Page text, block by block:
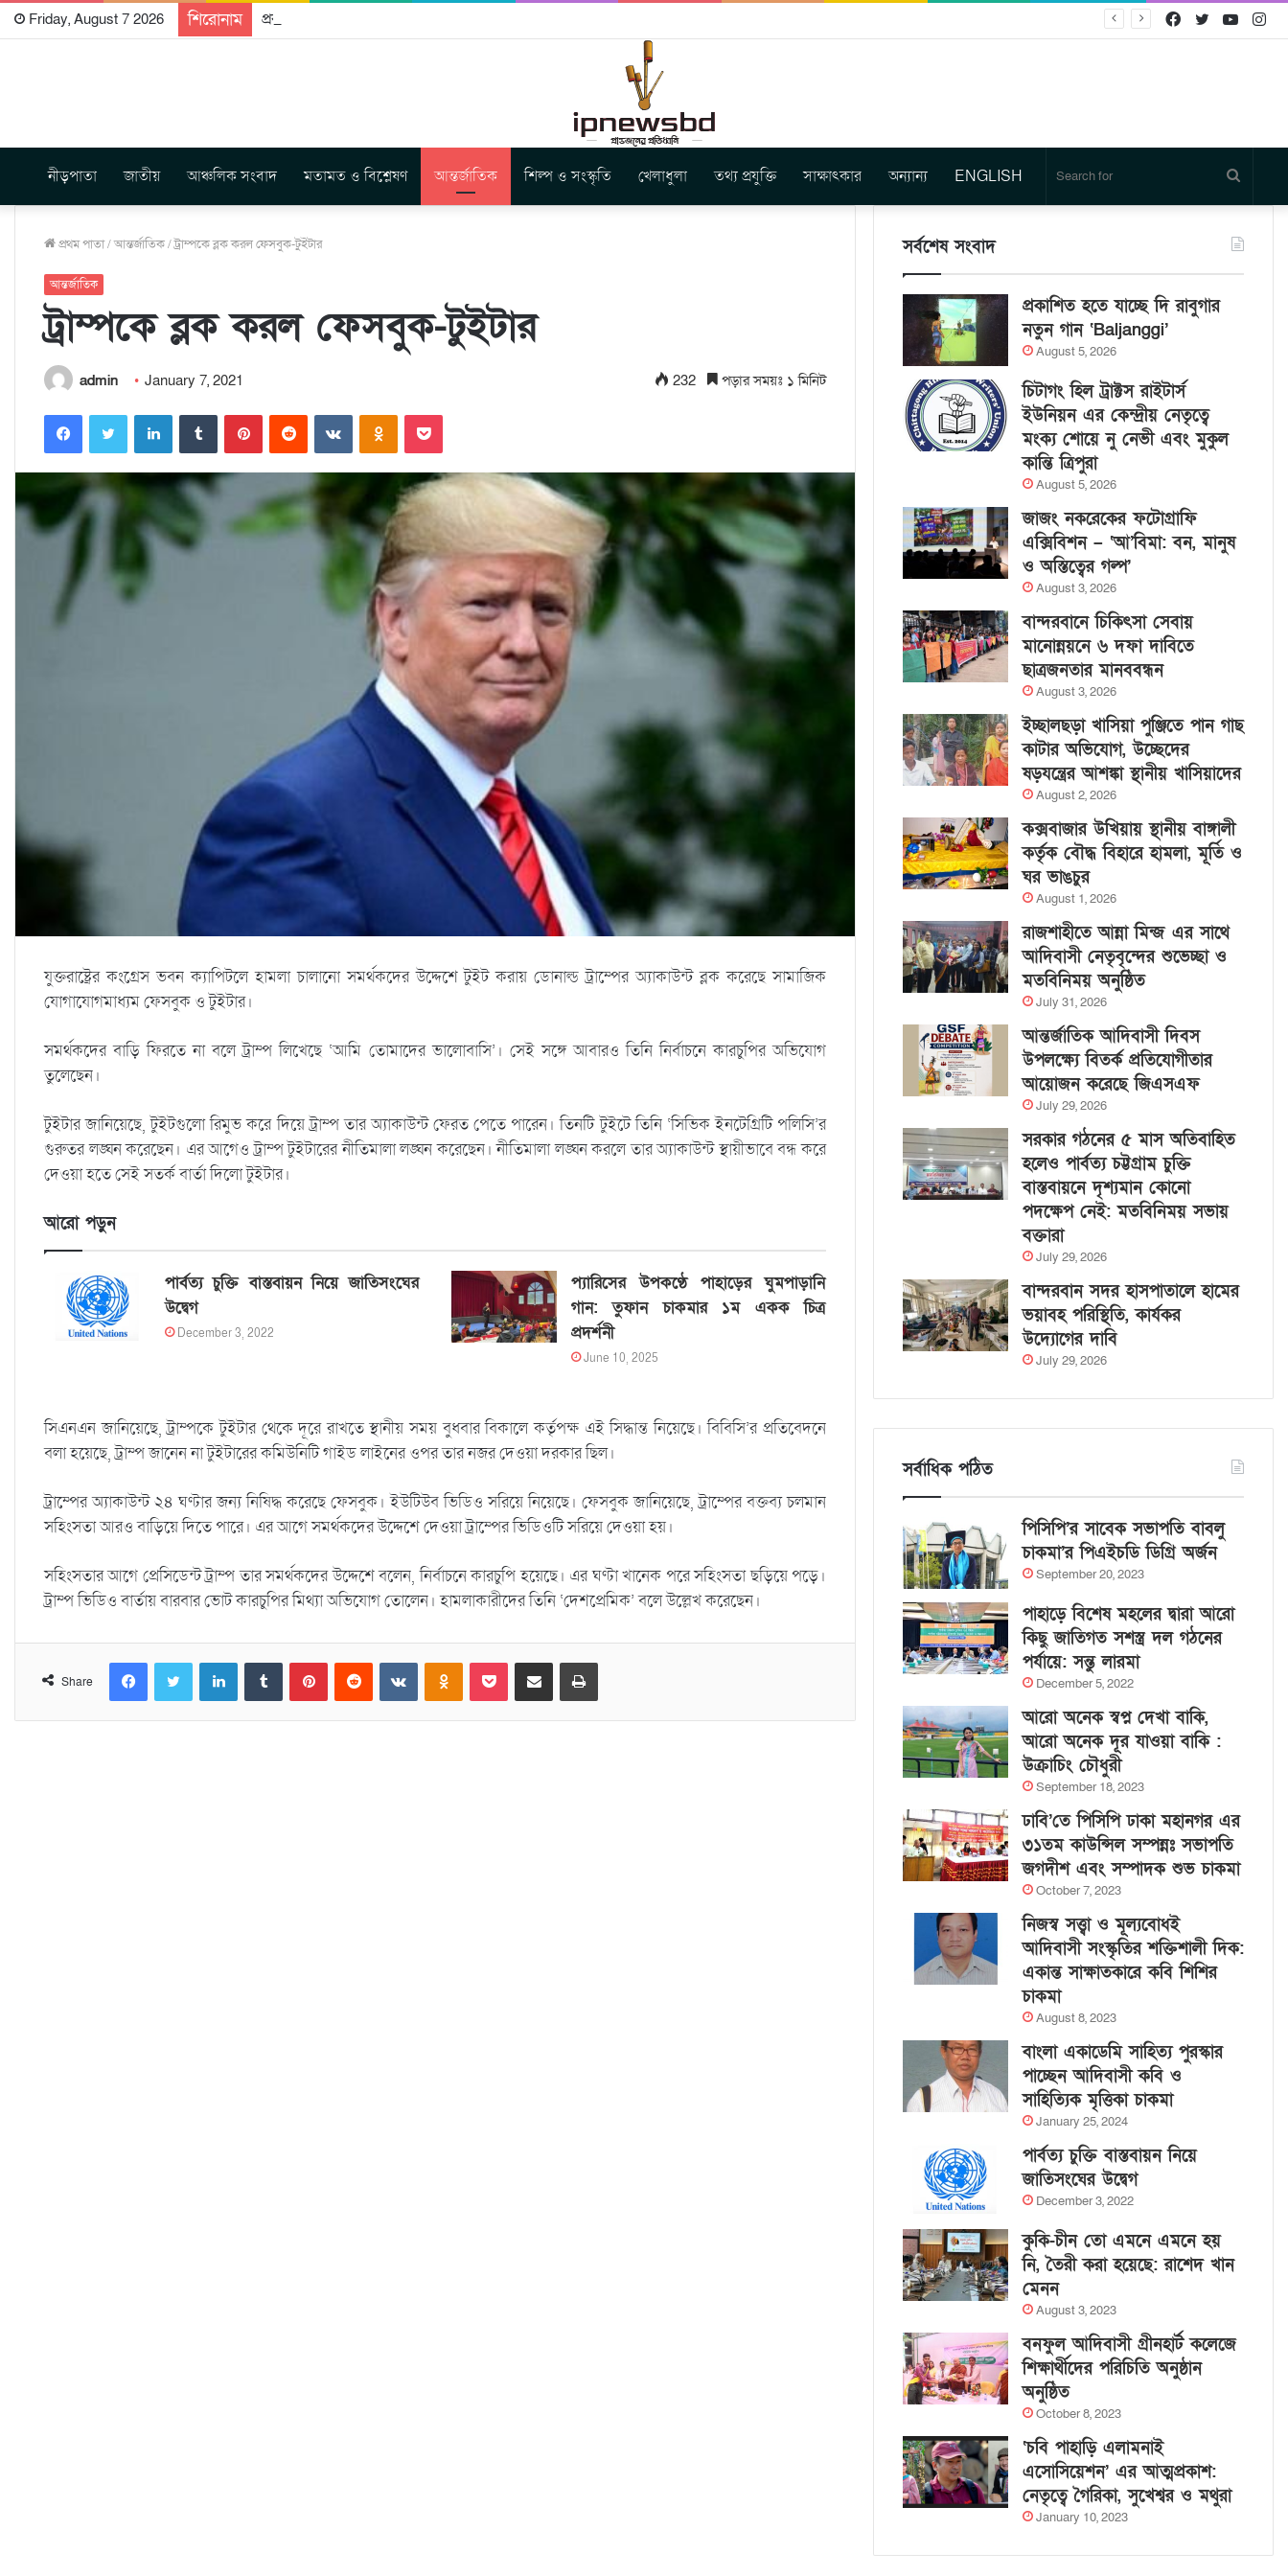
Friday, August 7 2026 শিরোনাম প্রকাশিত হতে যাচ্ছে দি রাবুগার নতুন গান ‘Baljanggi’ Twitter
Facebook
নীড়পাতা জাতীয় আঞ্চলিক সংবাদ মতামত ও বিশ্লেষণ আন্তর্জাতিক শিল্প ও সংস্কৃতি খেলাধুলা তথ্য প্রযুক্তি সাক্ষাৎকার অন্যান্য ENGLISH
for
প্রথম পাতা/আন্তর্জাতিক/ট্রাম্পকে ব্লক করল ফেসবুক-টুইটার
আন্তর্জাতিক
ট্রাম্পকে ব্লক করল ফেসবুক-টুইটার
admin January 7, 2021 232 পড়ার সময়ঃ ১ মিনিট
যুক্তরাষ্ট্রের কংগ্রেস ভবন ক্যাপিটলে হামলা চালানো সমর্থকদের উদ্দেশে টুইট করায় ডোনাল্ড ট্রাম্পের অ্যাকাউন্ট ব্লক করেছে সামাজিক
যোগাযোগমাধ্যম ফেসবুক ও টুইটার।
সমর্থকদের বাড়ি ফিরতে না বলে ট্রাম্প লিখেছে ‘আমি তোমাদের ভালোবাসি’। সেই সঙ্গে আবারও তিনি নির্বাচনে কারচুপির অভিযোগ
তুলেছেন।
টুইটার জানিয়েছে, টুইটগুলো রিমুভ করে দিয়ে ট্রাম্প তার অ্যাকাউন্ট ফেরত পেতে পারেন। তিনটি টুইটে তিনি ‘সিভিক ইনটেগ্রিটি পলিসি’র
গুরুতর লঙ্ঘন করেছেন। এর আগেও ট্রাম্প টুইটারের নীতিমালা লঙ্ঘন করেছেন। নীতিমালা লঙ্ঘন করলে তার অ্যাকাউন্ট স্থায়ীভাবে বন্ধ করে
দেওয়া হতে সেই সতর্ক বার্তা দিলো টুইটার।
আরো পড়ুন
পার্বত্য চুক্তি বাস্তবায়ন নিয়ে জাতিসংঘের
উদ্বেগ
December 3, 2022
প্যারিসের উপকণ্ঠে পাহাড়ের ঘুমপাড়ানি
গান: তুফান চাকমার ১ম একক চিত্র
প্রদর্শনী
June 10, 2025
সিএনএন জানিয়েছে, ট্রাম্পকে টুইটার থেকে দূরে রাখতে স্থানীয় সময় বুধবার বিকালে কর্তৃপক্ষ এই সিদ্ধান্ত নিয়েছে। বিবিসি’র প্রতিবেদনে
বলা হয়েছে, ট্রাম্প জানেন না টুইটারের কমিউনিটি গাইড লাইনের ওপর তার নজর দেওয়া দরকার ছিল।
ট্রাম্পের অ্যাকাউন্ট ২৪ ঘণ্টার জন্য নিষিদ্ধ করেছে ফেসবুক। ইউটিউব ভিডিও সরিয়ে নিয়েছে। ফেসবুক জানিয়েছে, ট্রাম্পের বক্তব্য চলমান
সহিংসতা আরও বাড়িয়ে দিতে পারে। এর আগে সমর্থকদের উদ্দেশে দেওয়া ট্রাম্পের ভিডিওটি সরিয়ে দেওয়া হয়।
সহিংসতার আগে প্রেসিডেন্ট ট্রাম্প তার সমর্থকদের উদ্দেশে বলেন, নির্বাচনে কারচুপি হয়েছে। এর ঘণ্টা খানেক পরে সহিংসতা ছড়িয়ে পড়ে।
ট্রাম্প ভিডিও বার্তায় বারবার ভোট কারচুপির মিথ্যা অভিযোগ তোলেন। হামলাকারীদের তিনি ‘দেশপ্রেমিক’ বলে উল্লেখ করেছেন।
Share
সর্বশেষ সংবাদ
প্রকাশিত হতে যাচ্ছে দি রাবুগার
নতুন গান ‘Baljanggi’
August 5, 2026
চিটাগং হিল ট্রাক্টস রাইটার্স
ইউনিয়ন এর কেন্দ্রীয় নেতৃত্বে
মংক্য শোয়ে নু নেভী এবং মুকুল
কান্তি ত্রিপুরা
August 5, 2026
জাজং নকরেকের ফটোগ্রাফি
এক্সিবিশন – ‘আ’বিমা: বন, মানুষ
ও অস্তিত্বের গল্প’
August 3, 2026
বান্দরবানে চিকিৎসা সেবায়
মানোন্নয়নে ৬ দফা দাবিতে
ছাত্রজনতার মানববন্ধন
August 3, 2026
ইচ্ছালছড়া খাসিয়া পুঞ্জিতে পান গাছ
কাটার অভিযোগ, উচ্ছেদের
ষড়যন্ত্রের আশঙ্কা স্থানীয় খাসিয়াদের
August 2, 2026
কক্সবাজার উখিয়ায় স্থানীয় বাঙ্গালী
কর্তৃক বৌদ্ধ বিহারে হামলা, মূর্তি ও
ঘর ভাঙচুর
August 1, 2026
রাজশাহীতে আন্না মিন্জ এর সাথে
আদিবাসী নেতৃবৃন্দের শুভেচ্ছা ও
মতবিনিময় অনুষ্ঠিত
July 31, 2026
আন্তর্জাতিক আদিবাসী দিবস
উপলক্ষ্যে বিতর্ক প্রতিযোগীতার
আয়োজন করেছে জিএসএফ
July 29, 2026
সরকার গঠনের ৫ মাস অতিবাহিত
হলেও পার্বত্য চট্টগ্রাম চুক্তি
বাস্তবায়নে দৃশ্যমান কোনো
পদক্ষেপ নেই: মতবিনিময় সভায়
বক্তারা
July 29, 2026
বান্দরবান সদর হাসপাতালে হামের
ভয়াবহ পরিস্থিতি, কার্যকর
উদ্যোগের দাবি
July 29, 2026
সর্বাধিক পঠিত
পিসিপি’র সাবেক সভাপতি বাবলু
চাকমা’র পিএইচডি ডিগ্রি অর্জন
September 20, 2023
পাহাড়ে বিশেষ মহলের দ্বারা আরো
কিছু জাতিগত সশস্ত্র দল গঠনের
পর্যায়ে: সন্তু লারমা
December 5, 2022
আরো অনেক স্বপ্ন দেখা বাকি,
আরো অনেক দূর যাওয়া বাকি :
উক্রাচিং চৌধুরী
September 18, 2023
ঢাবি’তে পিসিপি ঢাকা মহানগর এর
৩১তম কাউন্সিল সম্পন্নঃ সভাপতি
জগদীশ এবং সম্পাদক শুভ চাকমা
October 7, 2023
নিজস্ব সত্ত্বা ও মূল্যবোধই
আদিবাসী সংস্কৃতির শক্তিশালী দিক:
একান্ত সাক্ষাতকারে কবি শিশির
চাকমা
August 8, 2023
বাংলা একাডেমি সাহিত্য পুরস্কার
পাচ্ছেন আদিবাসী কবি ও
সাহিত্যিক মৃত্তিকা চাকমা
January 25, 2024
পার্বত্য চুক্তি বাস্তবায়ন নিয়ে
জাতিসংঘের উদ্বেগ
December 3, 2022
কুকি-চীন তো এমনে এমনে হয়
নি, তৈরী করা হয়েছে: রাশেদ খান
মেনন
August 3, 2023
বনফুল আদিবাসী গ্রীনহার্ট কলেজে
শিক্ষার্থীদের পরিচিতি অনুষ্ঠান
অনুষ্ঠিত
October 8, 2023
‘চবি পাহাড়ি এলামনাই
এসোসিয়েশন’ এর আত্মপ্রকাশ:
নেতৃত্বে গৈরিকা, সুখেশ্বর ও মথুরা
January 10, 2023